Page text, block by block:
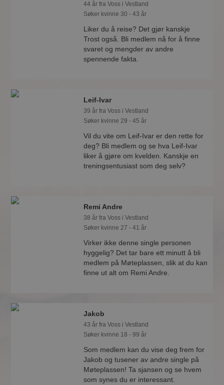
44 år fra Voss i Vestland
Søker kvinne 30 - 43 år
Liker du å reise? Det gjør kanskje
Trost også. Bli medlem nå for å finne
svaret og mengder av andre
spennende fakta.
Leif-Ivar
39 år fra Voss i Vestland
Søker kvinne 29 - 45 år
Vil du vite om Leif-Ivar er den rette for
deg? Bli medlem og se hva Leif-Ivar
liker å gjøre om kvelden. Kanskje en
treningsentusiast som deg selv?
Remi Andre
38 år fra Voss i Vestland
Søker kvinne 27 - 41 år
Virker ikke denne single personen
hyggelig? Det tar bare ett minutt å bli
medlem på Møteplassen, slik at du kan
finne ut alt om Remi Andre.
Jakob
43 år fra Voss i Vestland
Søker kvinne 18 - 99 år
Som medlem kan du vise deg frem for
Jakob og tusener av andre single på
Møteplassen! Ta sjansen og se hvem
som synes du er interessant.